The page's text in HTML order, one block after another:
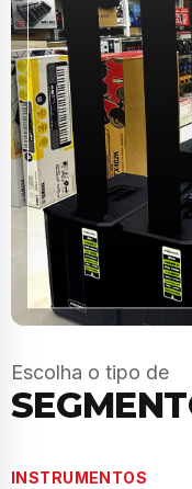
Escolha o tipo de
INSTRUMENTOS